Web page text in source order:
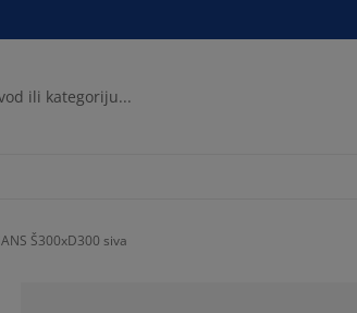
Š300xD300 siva